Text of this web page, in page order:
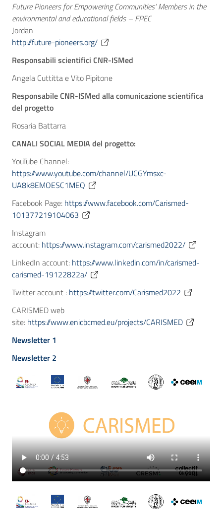
Future Pioneers for Empowering Communities’ Members in the
environmental and educational fields – FPEC
Jordan
http://future-pioneers.org/
Responsabili scientifici CNR-ISMed
Angela Cuttitta e Vito Pipitone
Responsabile CNR-ISMed alla comunicazione scientifica
del progetto
Rosaria Battarra
CANALI SOCIAL MEDIA del progetto:
YouTube Channel:
https://www.youtube.com/channel/UCGYmsxc-
UA8k8EMOESC1MEQ
Facebook Page: https://www.facebook.com/Carismed-
101377219104063
Instagram
account: https://www.instagram.com/carismed2022/
LinkedIn account: https://www.linkedin.com/in/carismed-
carismed-19122822a/
Twitter account : https://twitter.com/Carismed2022
CARISMED web
site: https://www.enicbcmed.eu/projects/CARISMED
Newsletter 1
Newsletter 2